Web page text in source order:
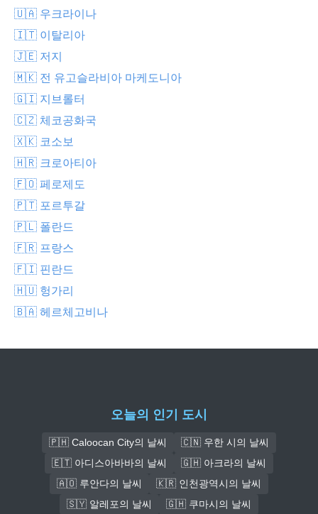
🇺🇦 우크라이나
🇮🇹 이탈리아
🇯🇪 저지
🇲🇰 전 유고슬라비아 마케도니아
🇬🇮 지브롤터
🇨🇿 체코공화국
🇽🇰 코소보
🇭🇷 크로아티아
🇫🇴 페로제도
🇵🇹 포르투갈
🇵🇱 폴란드
🇫🇷 프랑스
🇫🇮 핀란드
🇭🇺 헝가리
🇧🇦 헤르체고비나
오늘의 인기 도시
🇵🇭 Caloocan City의 날씨
🇨🇳 우한 시의 날씨
🇪🇹 아디스아바바의 날씨
🇬🇭 아크라의 날씨
🇦🇴 루안다의 날씨
🇰🇷 인천광역시의 날씨
🇸🇾 알레포의 날씨
🇬🇭 쿠마시의 날씨